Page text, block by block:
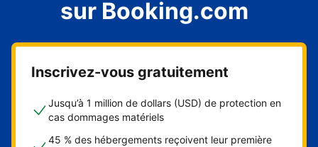
auberge de jeunesse
chambre d'hôtes
sur Booking.com
Inscrivez-vous gratuitement
Jusqu’à 1 million de dollars (USD) de protection en
cas dommages matériels
45 % des hébergements reçoivent leur première